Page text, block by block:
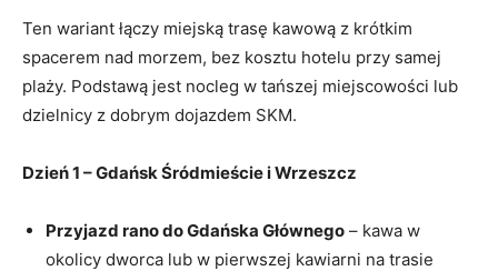
Ten wariant łączy miejską trasę kawową z krótkim
spacerem nad morzem, bez kosztu hotelu przy samej
plaży. Podstawą jest nocleg w tańszej miejscowości lub
dzielnicy z dobrym dojazdem SKM.
Dzień 1 – Gdańsk Śródmieście i Wrzeszcz
Przyjazd rano do Gdańska Głównego – kawa w
okolicy dworca lub w pierwszej kawiarni na trasie